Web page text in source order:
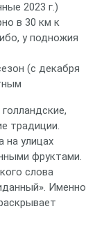
2023 г.)
в 30 км к
у подножия
(с декабря
традиции.
на улицах
фруктами.
слова
Именно